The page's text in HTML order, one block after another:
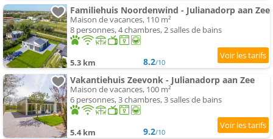
Familiehuis Noordenwind - Julianadorp aan Zee
Maison de vacances, 110 m²
8 personnes, 4 chambres, 2 salles de bains
5.3 km 8.2/10
Vakantiehuis Zeevonk - Julianadorp aan Zee
Maison de vacances, 100 m²
6 personnes, 3 chambres, 3 salles de bains
5.4 km 9.2/10